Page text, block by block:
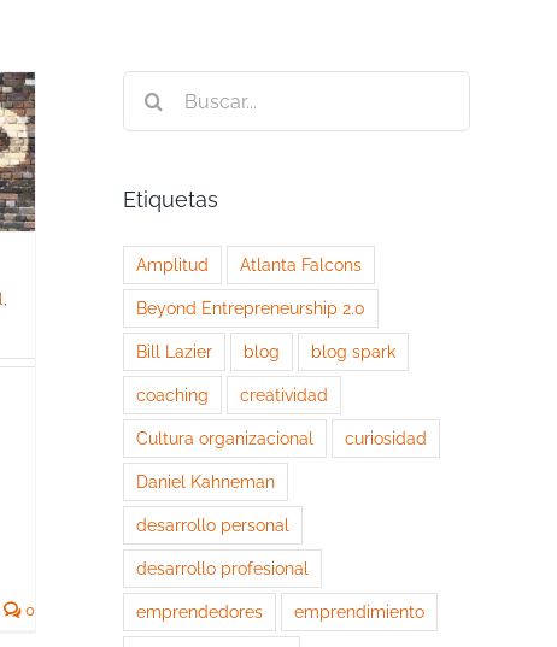
0
Etiquetas
Amplitud Atlanta Falcons
Beyond Entrepreneurship 2.0
Bill Lazier blog blog spark
coaching creatividad
Cultura organizacional curiosidad
Daniel Kahneman
desarrollo personal
desarrollo profesional
emprendedores emprendimiento